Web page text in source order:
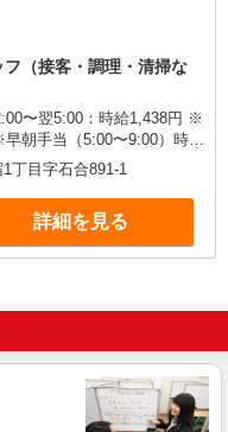
（接客・調理・清掃な
〜翌5:00：時給1,438円 ※
朝手当（5:00〜9:00）時給
丁目字石合891-1
詳細を見る